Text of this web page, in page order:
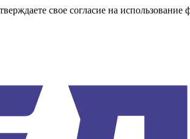
свое согласие на использование